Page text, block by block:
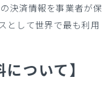
決済情報を事業者が保
として世界で最も利用
ついて】